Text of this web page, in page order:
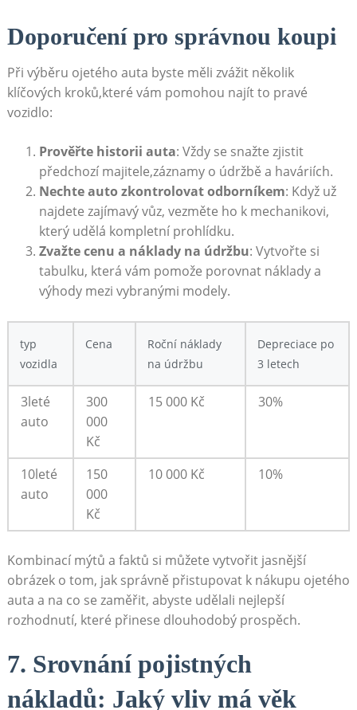
Doporučení pro ​správnou koupi
Při výběru​ ojetého auta byste měli⁣ zvážit několik
klíčových kroků,které vám pomohou najít to pravé‌
vozidlo:
Prověřte historii auta:⁢ Vždy‌ se snažte zjistit
předchozí⁤ majitele,záznamy o údržbě a haváriích.
Nechte ⁤auto zkontrolovat odborníkem: Když⁢ už
najdete zajímavý vůz, vezměte ⁢ho k mechanikovi,
který udělá kompletní ​prohlídku.
Zvažte cenu a ‍náklady na údržbu: Vytvořte si
tabulku, která vám pomože ⁣porovnat náklady a
výhody mezi vybranými modely.
typ
vozidla
Cena
Roční náklady
na údržbu
Depreciace po
⁤3 letech
3leté
auto
300
000
⁤Kč
15 000 Kč 30%
10leté‍
auto
150
000
Kč
10 000 Kč 10%
Kombinací mýtů a faktů si můžete vytvořit jasnější
obrázek o‌ tom, jak‌ správně přistupovat k nákupu ojetého
auta⁣ a na co se zaměřit, abyste ⁢udělali nejlepší
‍rozhodnutí, které přinese dlouhodobý ​prospěch.
7. Srovnání pojistných
nákladů:‍ Jaký vliv má věk